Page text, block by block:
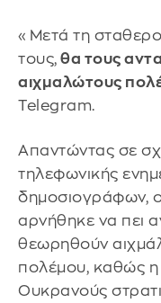
«Μετά τη
τους, θα τους
αιχμαλώτους
Telegram.
Απαντώντας σε
τηλεφωνικής
δημοσιογράφων,
αρνήθηκε να πει
θεωρηθούν
πολέμου, καθώς
Ουκρανούς